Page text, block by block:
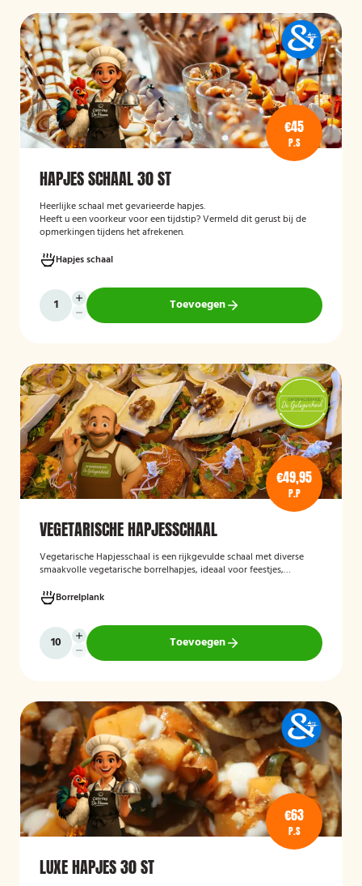
€45
P.S
HAPJES SCHAAL 30 ST
Heerlijke schaal met gevarieerde hapjes.
Heeft u een voorkeur voor een tijdstip? Vermeld dit gerust bij de
opmerkingen tijdens het afrekenen.
Hapjes schaal
Toevoegen
€49,95
P.P
VEGETARISCHE HAPJESSCHAAL
Vegetarische Hapjesschaal is een rijkgevulde schaal met diverse
smaakvolle vegetarische borrelhapjes, ideaal voor feestjes,
een gevarieerde selectie van vegetarische lekkernijen die direct
klaar zijn om te serveren en geschikt zijn voor gasten die bewust of
volledig vegetarisch eten.
Borrelplank
Toevoegen
€63
P.S
LUXE HAPJES 30 ST